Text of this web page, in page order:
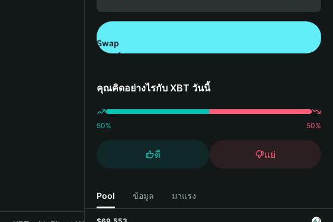
Swap
คุณคิดอย่างไรกับ XBT วันนี้
50% 50%
ดี แย่
Pool ข้อมูล มาแรง